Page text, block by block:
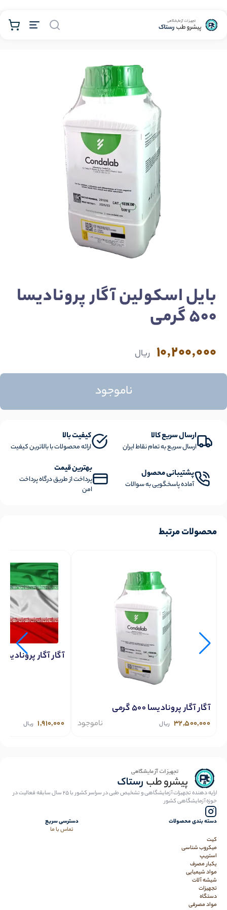
بایل اسکولین آگار پرونادیسا
500 گرمی
10,200,000 ریال
ناموجود
ارسال سریع کالا
ارسال سریع به تمام نقاط ایران
کیفیت بالا
ارائه محصولات با بالاترین کیفیت
پشتیبانی محصول
آماده پاسخگویی به سوالات
بهترین قیمت
پرداخت از طریق درگاه پرداخت
امن
محصولات مرتبط
آگار آگار پرونادیسا 500 گرمی
32,500,000 ریال ناموجود
آگار آگار پرونادیسا 100 گرمی
1,910,000 ریال
ارایه دهنده تجهیزات آزمایشگاهی و تشخیص طبی در سراسر کشور با 25 سال سابقه فعالیت در
حوزه آزمایشگاهی کشور
دسته بندی محصولات
کیت
میکروب شناسی
استریپ
یکبار مصرف
مواد شیمیایی
شیشه آلات
تجهیزات
دستگاه
مواد مصرفی
دسترسی سریع
تماس با ما